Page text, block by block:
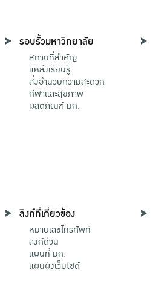
รอบรั้วมหาวิทยาลัย
สถานที่สำคัญ
แหล่งเรียนรู้
สิ่งอำนวยความสะดวก
กีฬาและสุขภาพ
ผลิตภัณฑ์ มก.
ลิงก์ที่เกี่ยวข้อง
หมายเลขโทรศัพท์
ลิงก์ด่วน
แผนที่ มก.
แผนผังเว็บไซต์